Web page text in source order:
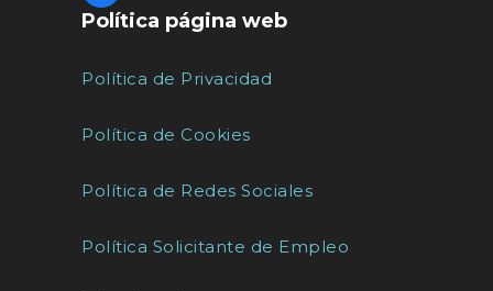
Política página web
Política de Privacidad
Política de Cookies
Política de Redes Sociales
Política Solicitante de Empleo